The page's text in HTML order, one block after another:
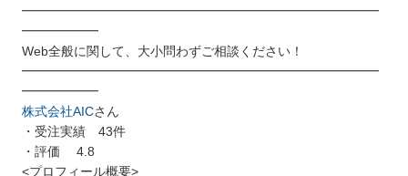
━━━━━━━━━━━━━━━━━━━━━━━━━━━━
━━━━━━
Web全般に関して、大小問わずご相談ください！
━━━━━━━━━━━━━━━━━━━━━━━━━━━━
━━━━━━
株式会社AICさん
・受注実績 43件
・評価 4.8
<プロフィール概要>